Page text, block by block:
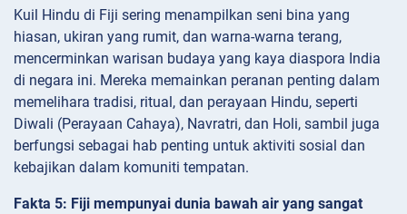
Kuil Hindu di Fiji sering menampilkan seni bina yang
hiasan, ukiran yang rumit, dan warna-warna terang,
mencerminkan warisan budaya yang kaya diaspora India
di negara ini. Mereka memainkan peranan penting dalam
memelihara tradisi, ritual, dan perayaan Hindu, seperti
Diwali (Perayaan Cahaya), Navratri, dan Holi, sambil juga
berfungsi sebagai hab penting untuk aktiviti sosial dan
kebajikan dalam komuniti tempatan.
Fakta 5: Fiji mempunyai dunia bawah air yang sangat